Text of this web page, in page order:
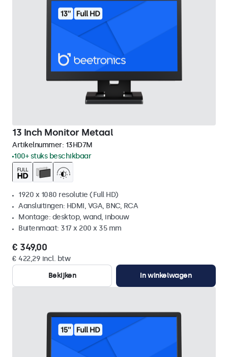
13 Inch Monitor Metaal
Artikelnummer: 13HD7M
100+ stuks beschikbaar
1920 x 1080 resolutie (Full HD)
Aansluitingen: HDMI, VGA, BNC, RCA
Montage: desktop, wand, inbouw
Buitenmaat: 317 x 200 x 35 mm
€ 349,00
€ 422,29 incl. btw
Bekijken
In winkelwagen